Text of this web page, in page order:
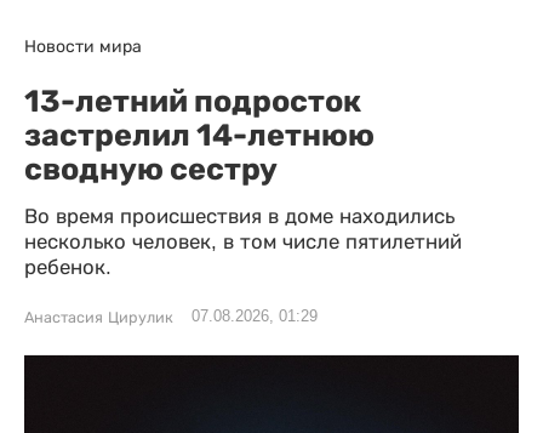
Новости мира
13-летний подросток
застрелил 14-летнюю
сводную сестру
Во время происшествия в доме находились
несколько человек, в том числе пятилетний
ребенок.
Анастасия Цирулик 07.08.2026, 01:29